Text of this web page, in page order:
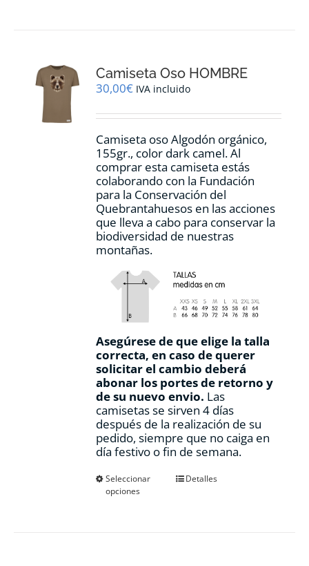
se
pueden
en
página
de
producto
Camiseta Oso HOMBRE
30,00€ IVA incluido
Camiseta oso Algodón orgánico,
155gr., color dark camel. Al
comprar esta camiseta estás
colaborando con la Fundación
para la Conservación del
Quebrantahuesos en las acciones
que lleva a cabo para conservar la
biodiversidad de nuestras
montañas.
Asegúrese de que elige la talla
correcta, en caso de querer
solicitar el cambio deberá
abonar los portes de retorno y
de su nuevo envio. Las
camisetas se sirven 4 días
después de la realización de su
pedido, siempre que no caiga en
día festivo o fin de semana.
Seleccionar
opciones
EsteDetalles